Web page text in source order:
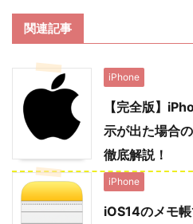
関連記事
iPhone
【完全版】
示が出た場合
徹底解説！
iPhone
iOS14のメモ